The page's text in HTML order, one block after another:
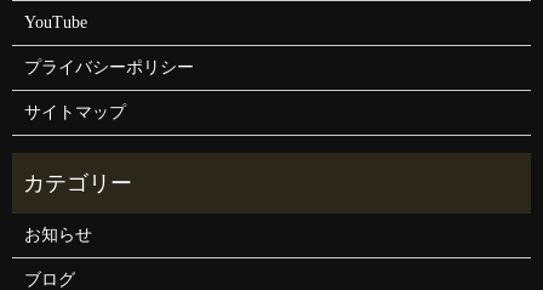
YouTube
プライバシーポリシー
サイトマップ
お知らせ
ブログ